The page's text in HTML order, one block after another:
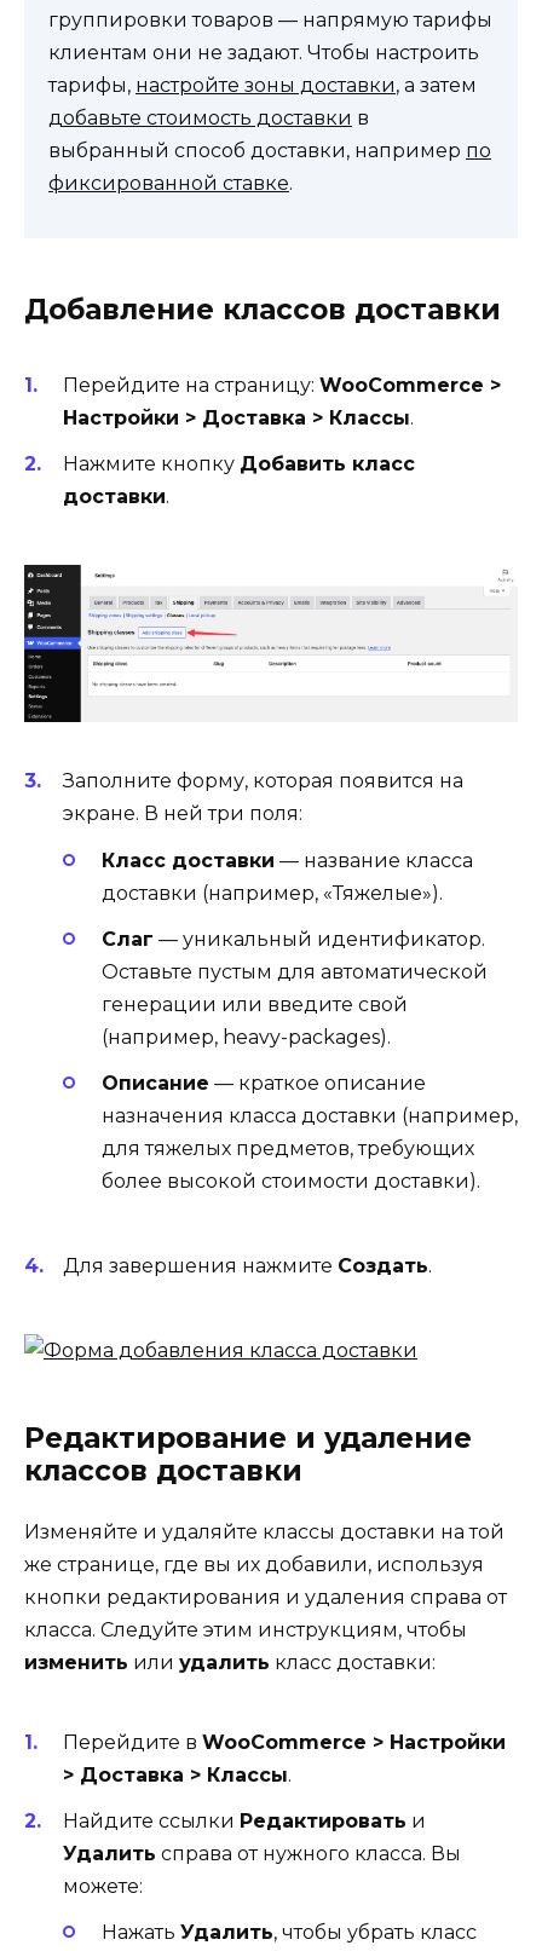
группировки товаров — напрямую тарифы
клиентам они не задают. Чтобы настроить
тарифы, настройте зоны доставки, а затем
добавьте стоимость доставки в
выбранный способ доставки, например по
фиксированной ставке.
Добавление классов доставки
Перейдите на страницу: WooCommerce >
Настройки > Доставка > Классы.
Нажмите кнопку Добавить класс
доставки.
Заполните форму, которая появится на
экране. В ней три поля:
Класс доставки — название класса
доставки (например, «Тяжелые»).
Слаг — уникальный идентификатор.
Оставьте пустым для автоматической
генерации или введите свой
(например, heavy-packages).
Описание — краткое описание
назначения класса доставки (например,
для тяжелых предметов, требующих
более высокой стоимости доставки).
Для завершения нажмите Создать.
Редактирование и удаление
классов доставки
Изменяйте и удаляйте классы доставки на той
же странице, где вы их добавили, используя
кнопки редактирования и удаления справа от
класса. Следуйте этим инструкциям, чтобы
изменить или удалить класс доставки:
Перейдите в WooCommerce > Настройки
> Доставка > Классы.
Найдите ссылки Редактировать и
Удалить справа от нужного класса. Вы
можете:
Нажать Удалить, чтобы убрать класс